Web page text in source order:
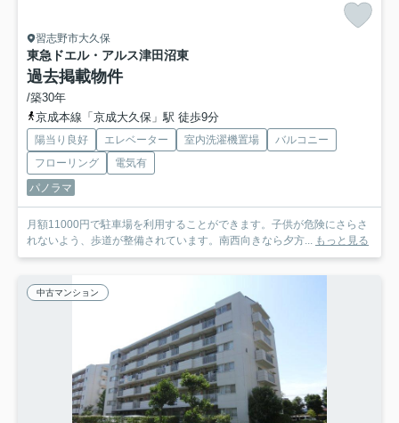
習志野市大久保
東急ドエル・アルス津田沼東
過去掲載物件
/築30年
京成本線「京成大久保」駅 徒歩9分
陽当り良好 エレベーター 室内洗濯機置場
バルコニー
フローリング
電気有
パノラマ
月額11000円で駐車場を利用することができます。子供が危険にさらさ
れないよう、歩道が整備されています。南西向きなら夕方... もっと見る
中古マンション